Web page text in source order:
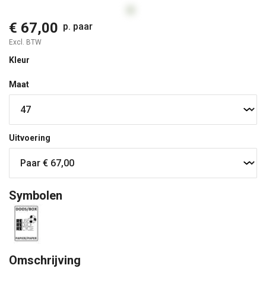
€ 67,00 p. paar
Excl. BTW
Kleur
Maat
Uitvoering
Symbolen
Omschrijving